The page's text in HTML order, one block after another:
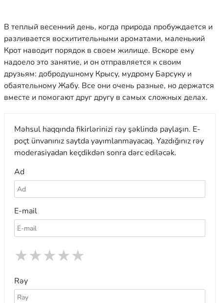
В теплый весенний день, когда природа пробуждается и
разливается восхитительными ароматами, маленький
Крот наводит порядок в своем жилище. Вскоре ему
надоело это занятие, и он отправляется к своим
друзьям: добродушному Крысу, мудрому Барсуку и
обаятельному Жабу. Все они очень разные, но держатся
вместе и помогают друг другу в самых сложных делах.
Məhsul haqqında fikirlərinizi rəy şəklində paylaşın. E-
poçt ünvanınız saytda yayımlanmayacaq. Yazdığınız rəy
moderasiyadan keçdikdən sonra dərc ediləcək.
Ad
E-mail
★
★
★
★
★
Rəy